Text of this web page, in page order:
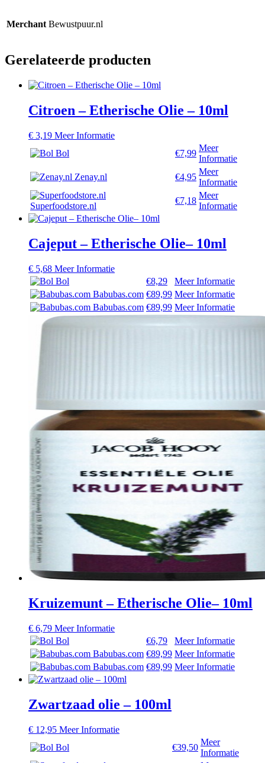
Merchant Bewustpuur.nl
Gerelateerde producten
Citroen – Etherische Olie – 10ml
€ 3,19 Meer Informatie
Bol
€7,99
Meer
Informatie
Zenay.nl
€4,95
Meer
Informatie
Superfoodstore.nl
€7,18
Meer
Informatie
Cajeput – Etherische Olie– 10ml
€ 5,68 Meer Informatie
Bol
€8,29
Meer Informatie
Babubas.com €89,99 Meer Informatie
Babubas.com €89,99 Meer Informatie
Kruizemunt – Etherische Olie– 10ml
€ 6,79 Meer Informatie
Bol
€6,79
Meer Informatie
Babubas.com €89,99 Meer Informatie
Babubas.com €89,99 Meer Informatie
Zwartzaad olie – 100ml
€ 12,95 Meer Informatie
Bol
€39,50
Meer
Informatie